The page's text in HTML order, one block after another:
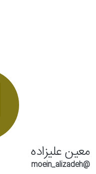
معین علیزاده
@moein_alizadeh